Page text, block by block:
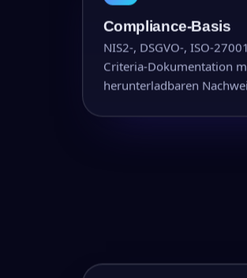
Compliance-Basis
NIS2-, DSGVO-, ISO-
Criteria-Dokumentation
herunterladbaren